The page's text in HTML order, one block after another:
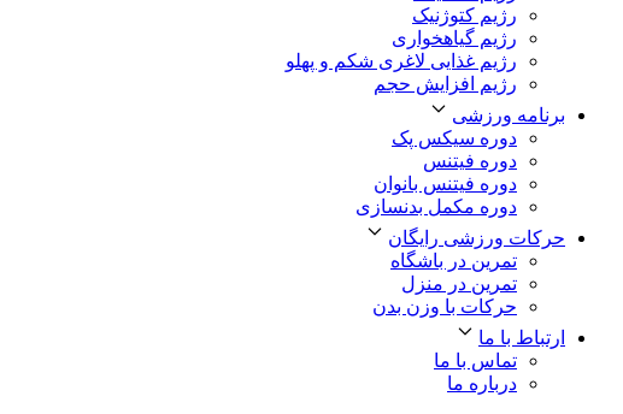
رژیم کتوژنیک
رژیم گیاهخواری
رژیم غذایی لاغری شکم و پهلو
رژیم افزایش حجم
برنامه ورزشی
دوره سیکس پک
دوره فیتنس
دوره فیتنس بانوان
دوره مکمل بدنسازی
حرکات ورزشی رایگان
تمرین در باشگاه
تمرین در منزل
حرکات با وزن بدن
ارتباط با ما
تماس با ما
درباره ما